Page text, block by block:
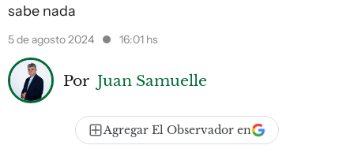
sabe nada
5 de agosto 2024 16:01 hs
Por Juan Samuelle
Agregar El Observador en